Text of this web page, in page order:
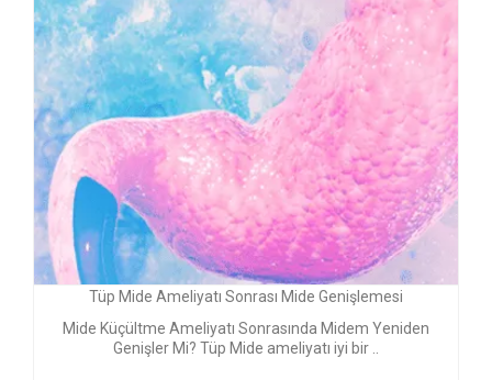
Tüp Mide Ameliyatı Sonrası Mide Genişlemesi
Mide Küçültme Ameliyatı Sonrasında Midem Yeniden
Genişler Mi? Tüp Mide ameliyatı iyi bir ..